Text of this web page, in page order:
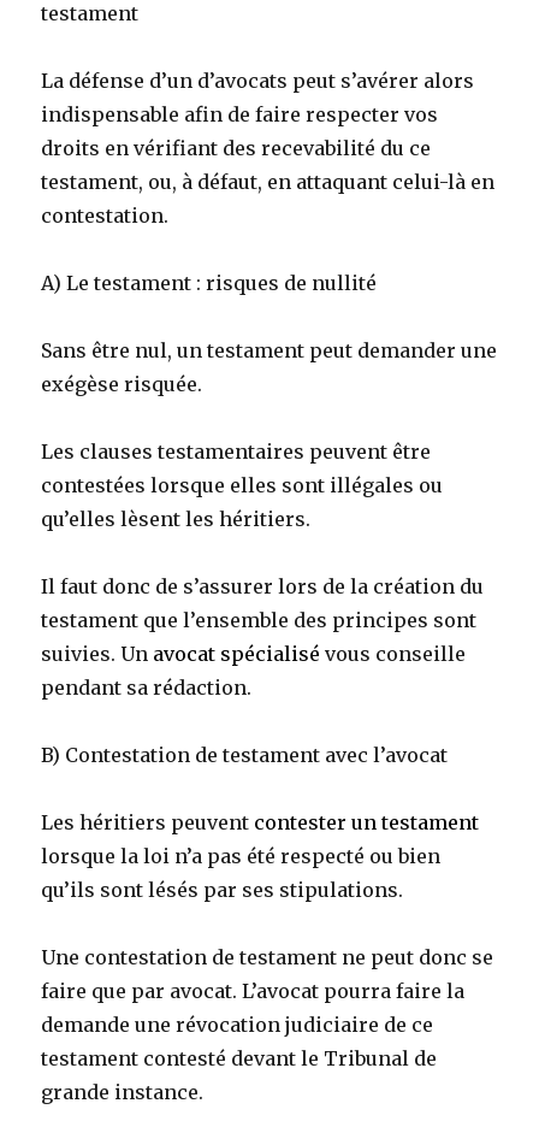
testament
La défense d’un d’avocats peut s’avérer alors
indispensable afin de faire respecter vos
droits en vérifiant des recevabilité du ce
testament, ou, à défaut, en attaquant celui-là en
contestation.
A) Le testament : risques de nullité
Sans être nul, un testament peut demander une
exégèse risquée.
Les clauses testamentaires peuvent être
contestées lorsque elles sont illégales ou
qu’elles lèsent les héritiers.
Il faut donc de s’assurer lors de la création du
testament que l’ensemble des principes sont
suivies. Un avocat spécialisé vous conseille
pendant sa rédaction.
B) Contestation de testament avec l’avocat
Les héritiers peuvent contester un testament
lorsque la loi n’a pas été respecté ou bien
qu’ils sont lésés par ses stipulations.
Une contestation de testament ne peut donc se
faire que par avocat. L’avocat pourra faire la
demande une révocation judiciaire de ce
testament contesté devant le Tribunal de
grande instance.